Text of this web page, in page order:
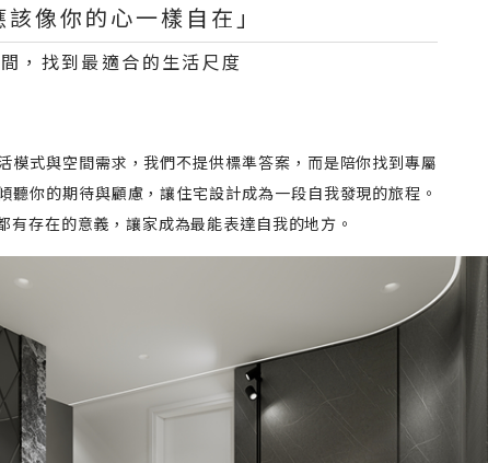
該像你的心一樣自在」
，找到最適合的生活尺度
模式與空間需求，我們不提供標準答案，而是陪你找到專屬
聽你的期待與顧慮，讓住宅設計成為一段自我發現的旅程。
有存在的意義，讓家成為最能表達自我的地方。